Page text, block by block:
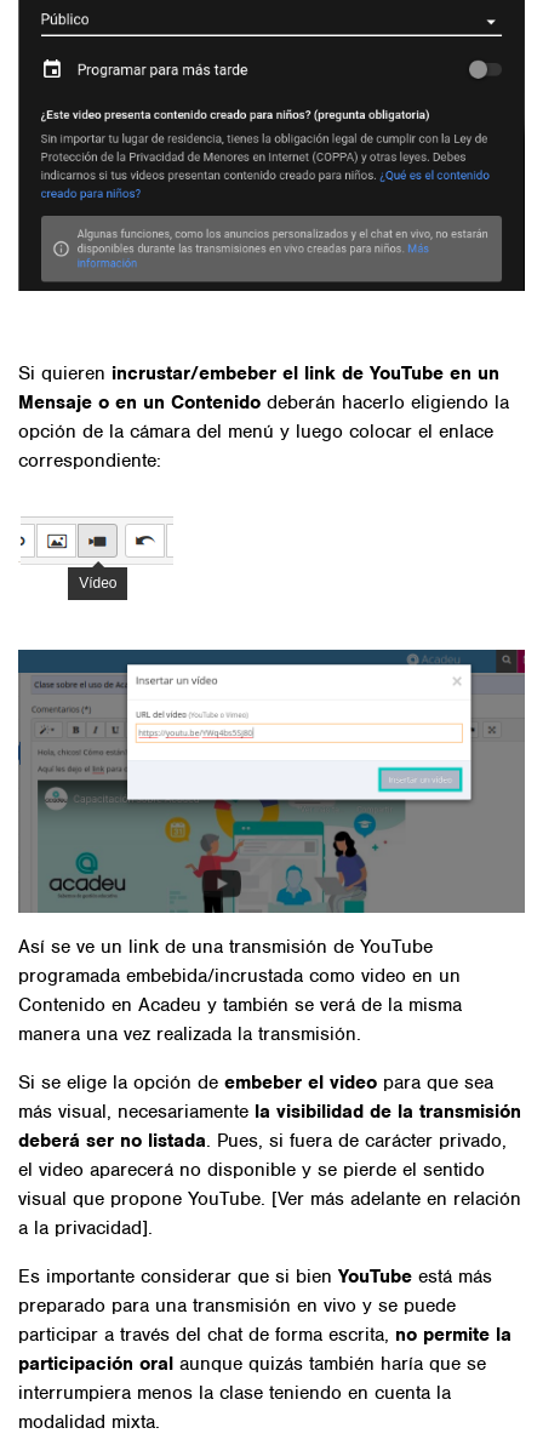
Si quieren incrustar/embeber el link de YouTube en un
Mensaje o en un Contenido deberán hacerlo eligiendo la
opción de la cámara del menú y luego colocar el enlace
correspondiente:
Así se ve un link de una transmisión de YouTube
programada embebida/incrustada como video en un
Contenido en Acadeu y también se verá de la misma
manera una vez realizada la transmisión.
Si se elige la opción de embeber el video para que sea
más visual, necesariamente la visibilidad de la transmisión
deberá ser no listada. Pues, si fuera de carácter privado,
el video aparecerá no disponible y se pierde el sentido
visual que propone YouTube. [Ver más adelante en relación
a la privacidad].
Es importante considerar que si bien YouTube está más
preparado para una transmisión en vivo y se puede
participar a través del chat de forma escrita, no permite la
participación oral aunque quizás también haría que se
interrumpiera menos la clase teniendo en cuenta la
modalidad mixta.